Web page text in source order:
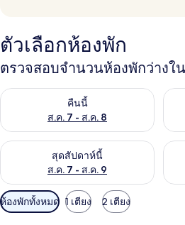
ตัวเลือกห้องพัก
ตรวจสอบจำนวนห้องพักว่างใ
คืนนี้
ส.ค. 7 - ส.ค. 8
ตรวจสอบจำนวนห้องพักว่างในคืนนี้ ส.
ตร
สุดสัปดาห์นี้
ส.ค. 7 - ส.ค. 9
ตรวจสอบจำนวนห้องพักว่างในสุดสัปด
ตร
ตัว
กรอง
ห้องพักทั้งหมด 1 เตียง 2 เตียง